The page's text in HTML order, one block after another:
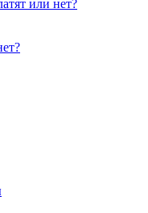
или нет?